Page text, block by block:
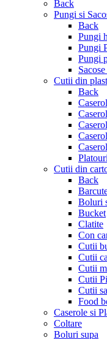
Back
Pungi si
Back
Pungi
Pungi
Pungi
Cutii din
Back
Platouri
Cutii din
Back
Boluri
Bucket
Clatite
Con
Cutii
Cutii
Cutii
Cutii
Cutii
Food
Caserole si
Coltare
Boluri supa